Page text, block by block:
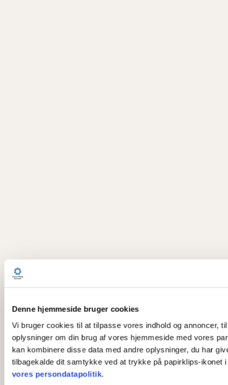
Denne hjemmeside bruger cookies
Vi bruger cookies til at tilpasse vores indhold og annoncer,
oplysninger om din brug af vores hjemmeside med vores
kan kombinere disse data med andre oplysninger, du har
tilbagekalde dit samtykke ved at trykke på papirklips-ikonet
vores persondatapolitik.